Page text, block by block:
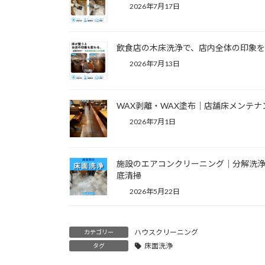
2026年7月17日
飲食店の木床洗浄で、店内全体の印象
2026年7月13日
WAX剥離・WAX塗布｜店舗床メンテナ
2026年7月1日
施設のエアコンクリーニング｜分解洗
底清掃
2026年5月22日
カテゴリー ハウスクリーニング
タグ 床面洗浄